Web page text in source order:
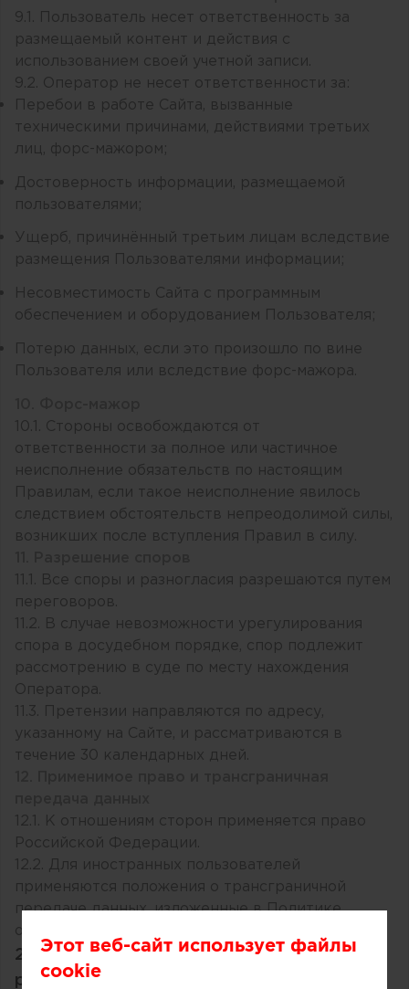
9.1. Пользователь несет ответственность за
размещаемый контент и действия с
использованием своей учетной записи.
9.2. Оператор не несет ответственности за:
Перебои в работе Сайта, вызванные
техническими причинами, действиями третьих
лиц, форс-мажором;
Достоверность информации, размещаемой
пользователями;
Ущерб, причинённый третьим лицам вследствие
размещения Пользователями информации;
Несовместимость Сайта с программным
обеспечением и оборудованием Пользователя;
Потерю данных, если это произошло по вине
Пользователя или вследствие форс-мажора.
10.1. Стороны освобождаются от
ответственности за полное или частичное
неисполнение обязательств по настоящим
Правилам, если такое неисполнение явилось
следствием обстоятельств непреодолимой силы,
возникших после вступления Правил в силу.
11.1. Все споры и разногласия разрешаются путем
переговоров.
11.2. В случае невозможности урегулирования
спора в досудебном порядке, спор подлежит
рассмотрению в суде по месту нахождения
Оператора.
11.3. Претензии направляются по адресу,
указанному на Сайте, и рассматриваются в
течение 30 календарных дней.
12.1. К отношениям сторон применяется право
Российской Федерации.
12.2. Для иностранных пользователей
применяются положения о трансграничной
передаче данных, изложенные в Политике
обработки персональных данных.
2. Лицензионное соглашение о
размещении контента на Archiprofi.ru
Этот веб-сайт использует файлы
cookie